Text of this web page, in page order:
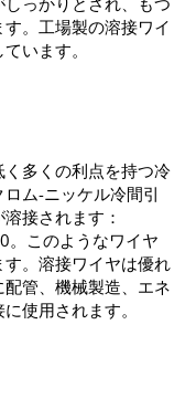
。工場製の溶接ワイ
います。
多くの利点を持つ冷
ム-ニッケル冷間引
接されます：
このようなワイヤ
。溶接ワイヤは優れ
管、機械製造、エネ
使用されます。